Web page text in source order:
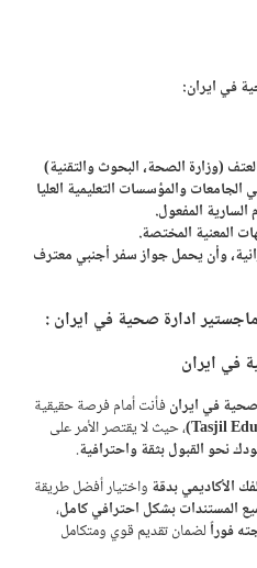
في ايران:
(وزارة الصحة، البحوث والتقنية)
والمؤسسات التعليمية العليا
السارية المفعول.
المعنية المختصة.
وأن يحمل جواز سفر أجنبي معترف
ادارة صحية في ايران :
في ايران
صحيةفي ايرانفأنت أمام فرصة حقيقية
، حيث لا يقتصر الأمر على
نحو القبول بثقة واحترافية.
الأكاديمي بدقة واختيار أفضل طريقة
المستندات بشكل احترافي كامل،
فوراًلضمان تقديم قوي ومتكامل